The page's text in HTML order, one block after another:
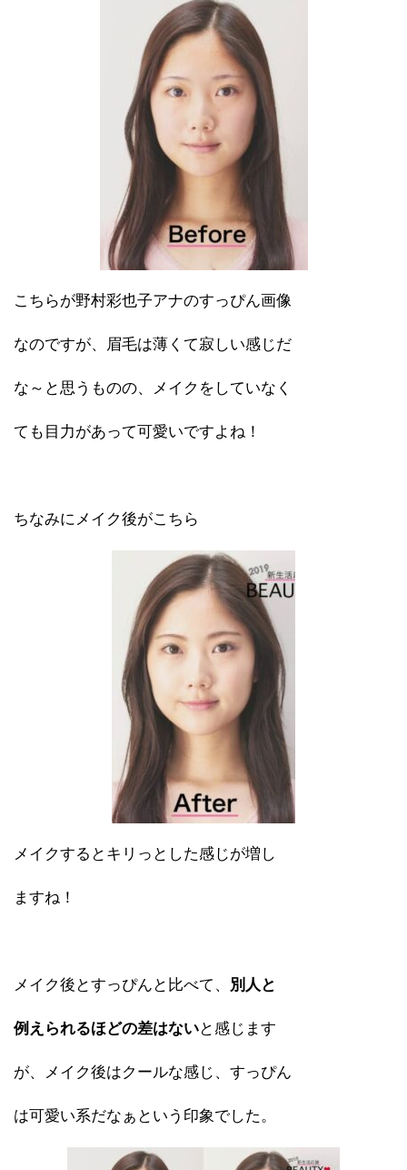
こちらが野村彩也子アナのすっぴん画像
なのですが、眉毛は薄くて寂しい感じだ
な～と思うものの、メイクをしていなく
ても目力があって可愛いですよね！
ちなみにメイク後がこちら
メイクするとキリっとした感じが増し
ますね！
メイク後とすっぴんと比べて、 別人と
例えられるほどの差はないと感じます
が、メイク後はクールな感じ、すっぴん
は可愛い系だなぁという印象でした。